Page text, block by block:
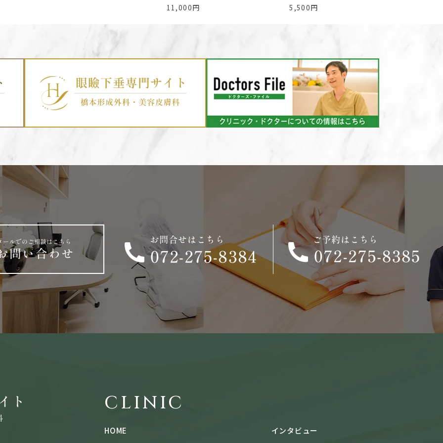
11,000円 5,500円
CLINIC
HOME インタビュー